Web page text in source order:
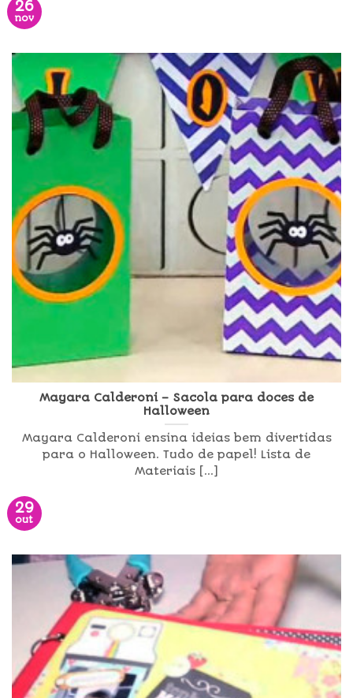
26
nov
Mayara Calderoni – Sacola para doces de
Halloween
Mayara Calderoni ensina ideias bem divertidas
para o Halloween. Tudo de papel! Lista de
Materiais [...]
29
out